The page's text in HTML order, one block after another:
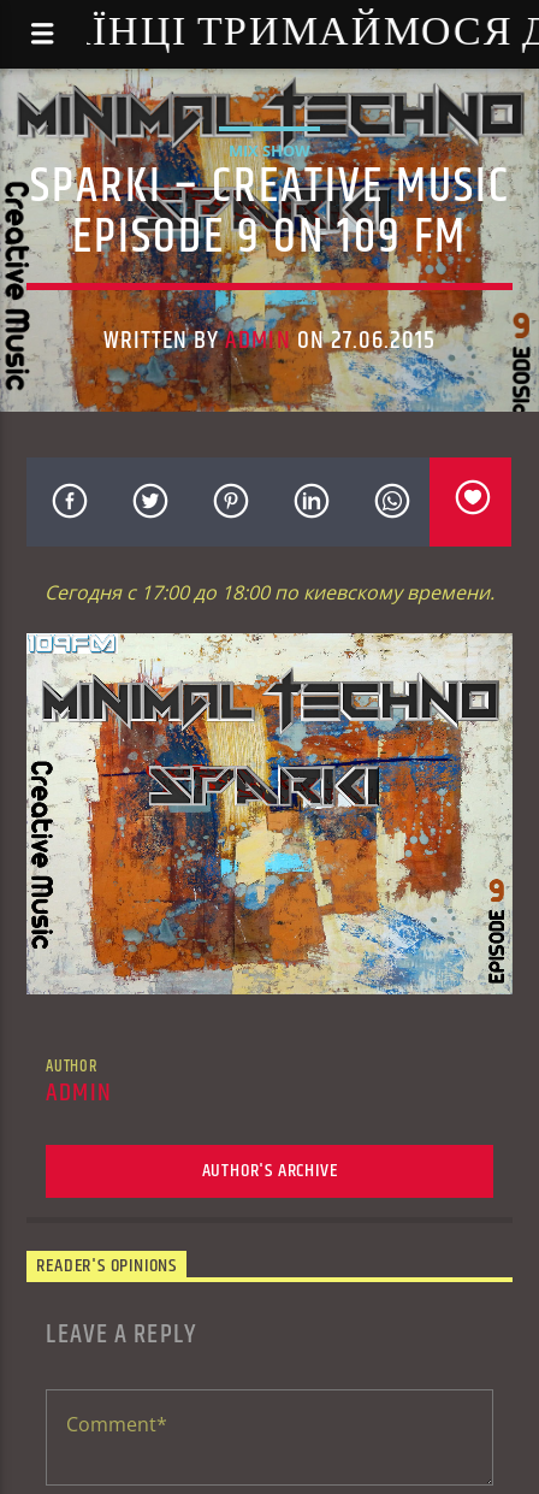
- УКРАЇНЦІ
MIX SHOW
SPARKI – CREATIVE MUSIC
EPISODE 9 ON 109 FM
WRITTEN BYADMINON 27.06.2015
Сегодня с 17:00 до 18:00 по киевскому времени.
AUTHOR
ADMIN
AUTHOR'S ARCHIVE
READER'S OPINIONS
LEAVE A REPLY